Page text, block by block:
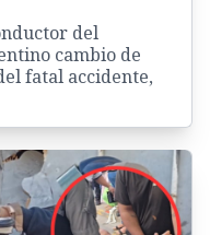
del
cambio de
fatal accidente,